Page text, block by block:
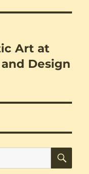
Art at
Design